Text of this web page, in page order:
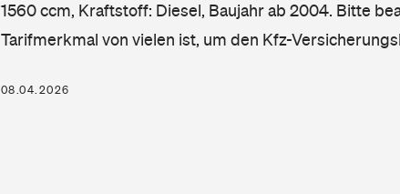
1560 ccm, Kraftstoff: Diesel, Baujahr ab 2004. Bitte
Tarifmerkmal von vielen ist, um den Kfz-
08.04.2026